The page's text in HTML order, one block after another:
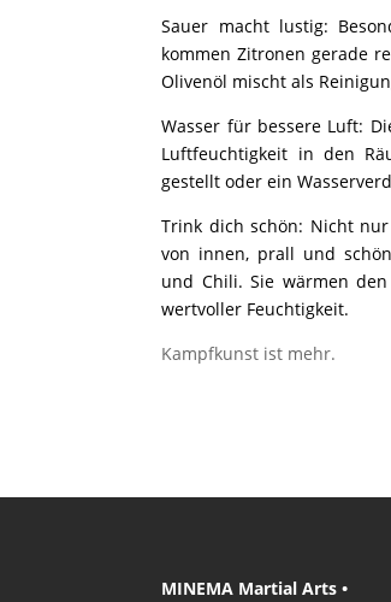
Sauer macht lustig:
kommen Zitronen gerade
Olivenöl mischt als
Wasser für bessere Luft:
Luftfeuchtigkeit in den
gestelltoder ein
Trink dich schön: Nicht
von innen, prall und
und Chili. Sie wärmen
wertvoller Feuchtigkeit.
Kampfkunst ist mehr.
MINEMA Martial Arts •